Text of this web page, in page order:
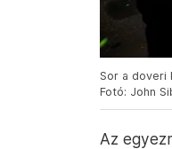
Sor a doveri
Fotó: John
Az